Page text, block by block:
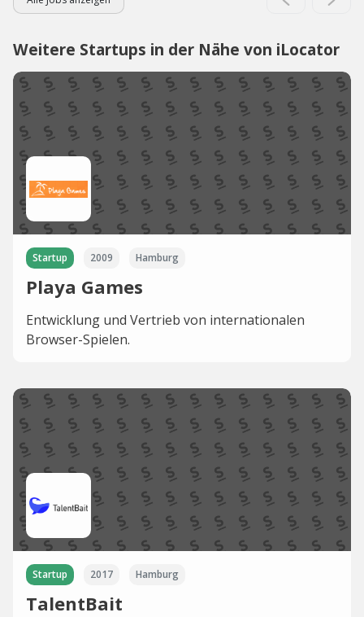
Weitere Startups in der Nähe von iLocator
Startup 2009 Hamburg
Playa Games
Entwicklung und Vertrieb von internationalen
Browser-Spielen.
Startup 2017 Hamburg
TalentBait